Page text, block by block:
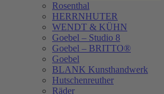
Rosenthal
HERRNHUTER
WENDT & KÜHN
Goebel – Studio 8
Goebel – BRITTO®
Goebel
BLANK Kunsthandwerk
Hutschenreuther
Räder